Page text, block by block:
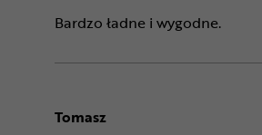
Bardzo ładne i wygodne.
Tomasz